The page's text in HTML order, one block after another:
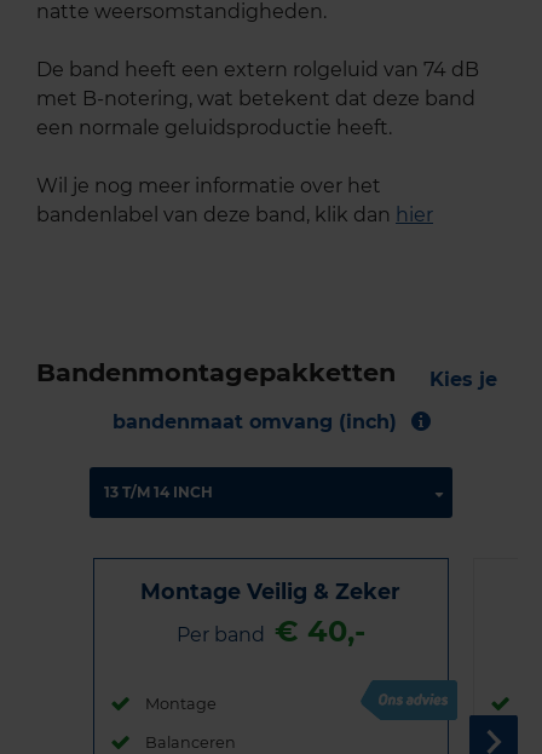
natte weersomstandigheden.
De band heeft een extern rolgeluid van 74 dB
met B-notering, wat betekent dat deze band
een normale geluidsproductie heeft.
Wil je nog meer informatie over het
bandenlabel van deze band, klik dan hier
Bandenmontagepakketten
Kies je
bandenmaat omvang (inch)
Montage Veilig & Zeker
Per band € 40,-
Montage
Balanceren